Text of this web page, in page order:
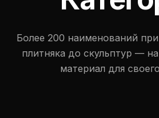
Более 200 наименований
плитняка до скульптур —
материал для